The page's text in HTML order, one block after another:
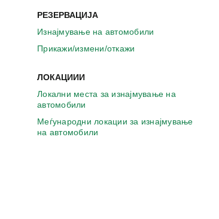
РЕЗЕРВАЦИЈА
Изнајмување на автомобили
Прикажи/измени/откажи
ЛОКАЦИИИ
Локални места за изнајмување на
автомобили
Меѓународни локации за изнајмување
на автомобили